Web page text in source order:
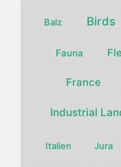
Balz Birds
Fauna
France
Industrial
Italien Jura